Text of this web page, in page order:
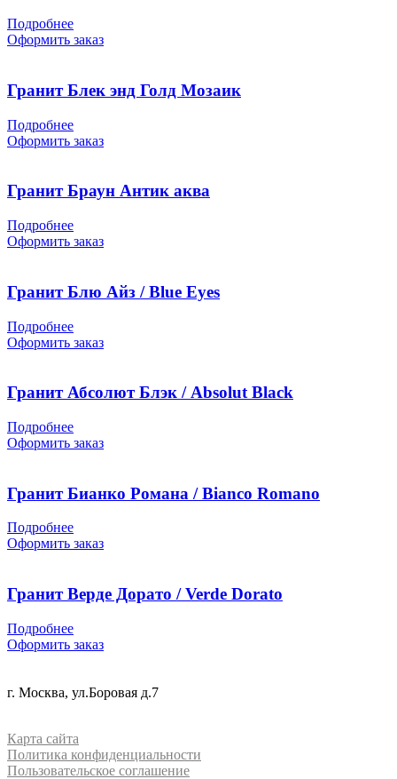
Подробнее
Оформить заказ
Гранит Блек энд Голд Мозаик
Подробнее
Оформить заказ
Гранит Браун Антик аква
Подробнее
Оформить заказ
Гранит Блю Айз / Blue Eyes
Подробнее
Оформить заказ
Гранит Абсолют Блэк / Absolut Black
Подробнее
Оформить заказ
Гранит Бианко Романа / Bianco Romano
Подробнее
Оформить заказ
Гранит Верде Дорато / Verde Dorato
Подробнее
Оформить заказ
г. Москва, ул.Боровая д.7
Карта сайта
Политика конфиденциальности
Пользовательское соглашение